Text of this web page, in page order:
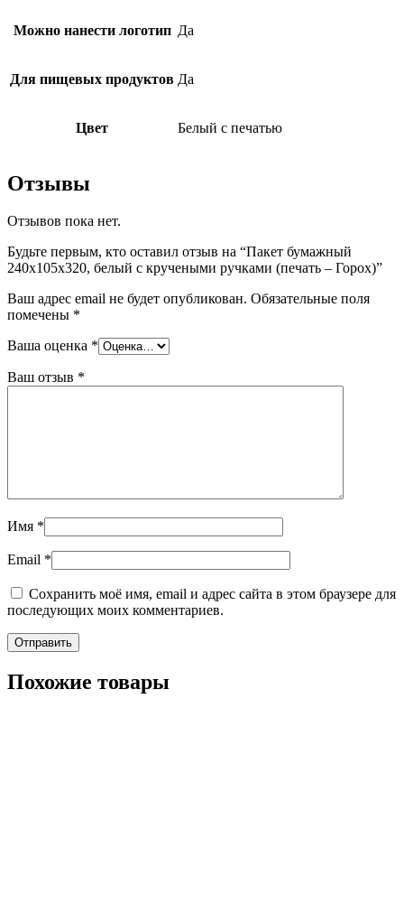
Можно нанести логотип Да
Для пищевых продуктов Да
Цвет Белый с печатью
Отзывы
Отзывов пока нет.
Будьте первым, кто оставил отзыв на “Пакет бумажный
240х105х320, белый с кручеными ручками (печать – Горох)”
Ваш адрес email не будет опубликован. Обязательные поля
помечены *
Ваша оценка *
Ваш отзыв *
Имя *
Email *
Сохранить моё имя, email и адрес сайта в этом браузере для
последующих моих комментариев.
Похожие товары